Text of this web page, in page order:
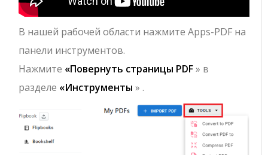
В нашей рабочей области нажмите Apps-PDF на
панели инструментов.
Нажмите «Повернуть страницы PDF» в
разделе «Инструменты » .